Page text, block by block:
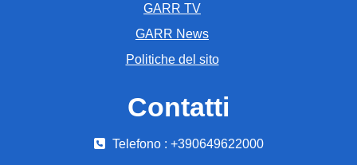
GARR TV
GARR News
Politiche del sito
Contatti
Telefono : +390649622000